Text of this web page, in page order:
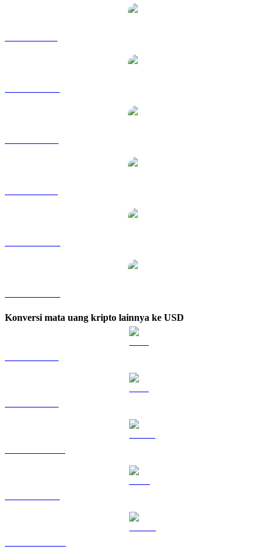
Konversi mata uang kripto lainnya ke USD